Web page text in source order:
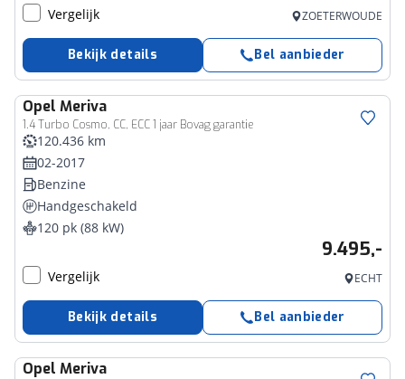
Vergelijk ZOETERWOUDE
Bekijk details Bel aanbieder
Opel Meriva
1.4 Turbo Cosmo, CC, ECC 1 jaar Bovag garantie
120.436 km
02-2017
Benzine
Handgeschakeld
120 pk (88 kW)
9.495,-
Vergelijk ECHT
Bekijk details Bel aanbieder
Opel Meriva